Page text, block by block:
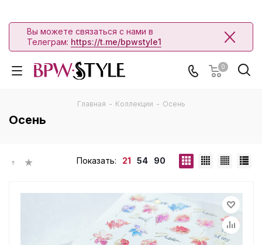
Вы можете связаться с нами в
Телеграм: https://t.me/bpwstyle1
0
Главная - Коллекции - Осень
Осень
Показать: 21 54 90